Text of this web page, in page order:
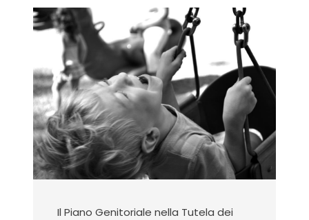
Il Piano Genitoriale nella Tutela dei